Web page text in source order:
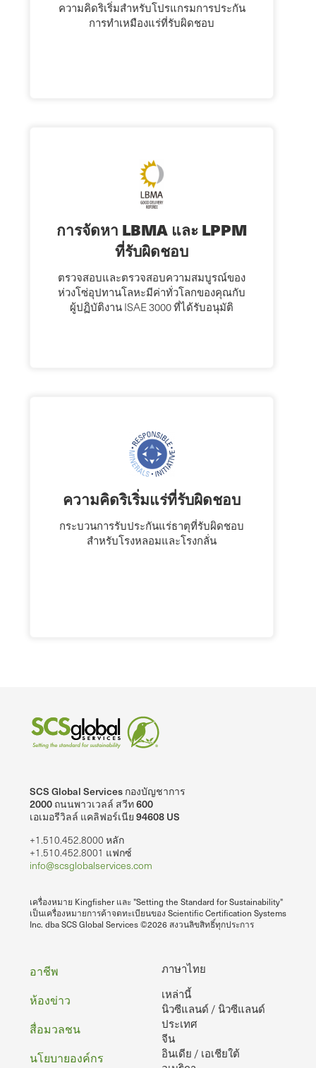
ความคิดริเริ่มสําหรับโปรแกรมการประกัน
การทําเหมืองแร่ที่รับผิดชอบ
การจัดหา LBMA และ LPPM
ที่รับผิดชอบ
ตรวจสอบและตรวจสอบความสมบูรณ์ของ
ห่วงโซ่อุปทานโลหะมีค่าทั่วโลกของคุณกับ
ผู้ปฏิบัติงาน ISAE 3000 ที่ได้รับอนุมัติ
ความคิดริเริ่มแร่ที่รับผิดชอบ
กระบวนการรับประกันแร่ธาตุที่รับผิดชอบ
สําหรับโรงหลอมและโรงกลั่น
SCS Global Services กองบัญชาการ
2000 ถนนพาวเวลล์ สวีท 600
เอเมอรีวิลล์ แคลิฟอร์เนีย 94608 US
+1.510.452.8000 หลัก
+1.510.452.8001 แฟกซ์
info@scsglobalservices.com
เครื่องหมาย Kingfisher และ "Setting the Standard for Sustainability"
เป็นเครื่องหมายการค้าจดทะเบียนของ Scientific Certification Systems
Inc. dba SCS Global Services ©2026 สงวนลิขสิทธิ์ทุกประการ
ภาษาไทย
เหล่านี้
นิวซีแลนด์ / นิวซีแลนด์
ประเทศ
จีน
อินเดีย / เอเชียใต้
ท้าย
กระดาษ
อาชีพ
ห้องข่าว
สื่อมวลชน
นโยบายองค์กร